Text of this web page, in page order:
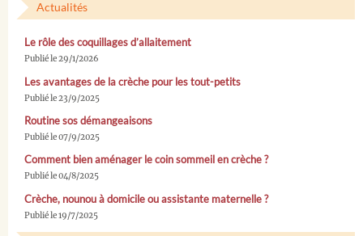
Actualités
Le rôle des coquillages d’allaitement
Publié le 29/1/2026
Les avantages de la crèche pour les tout-petits
Publié le 23/9/2025
Routine sos démangeaisons
Publié le 07/9/2025
Comment bien aménager le coin sommeil en crèche ?
Publié le 04/8/2025
Crèche, nounou à domicile ou assistante maternelle ?
Publié le 19/7/2025